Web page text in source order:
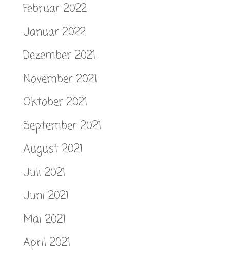
Februar 2022
Januar 2022
Dezember 2021
November 2021
Oktober 2021
September 2021
August 2021
Juli 2021
Juni 2021
Mai 2021
April 2021